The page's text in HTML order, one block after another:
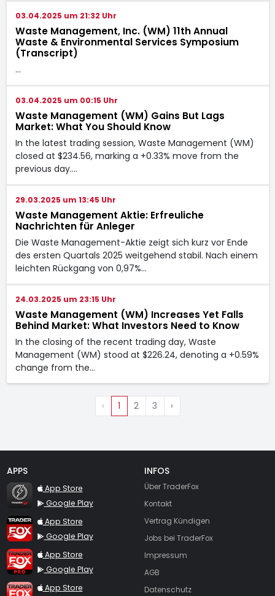
03.04.2025 um 21:32 Uhr
Waste Management, Inc. (WM) 11th Annual
Waste & Environmental Services Symposium
(Transcript)
…
03.04.2025 um 00:15 Uhr
Waste Management (WM) Gains But Lags
Market: What You Should Know
In the latest trading session, Waste Management (WM)
closed at $234.56, marking a +0.33% move from the
previous day.…
29.03.2025 um 13:45 Uhr
Waste Management Aktie: Erfreuliche
Nachrichten für Anleger
Die Waste Management-Aktie zeigt sich kurz vor Ende
des ersten Quartals 2025 weitgehend stabil. Nach einem
leichten Rückgang von 0,97%…
24.03.2025 um 23:15 Uhr
Waste Management (WM) Increases Yet Falls
Behind Market: What Investors Need to Know
In the closing of the recent trading day, Waste
Management (WM) stood at $226.24, denoting a +0.59%
change from the…
‹ 1 2 3 ›
APPS
TraderFox Flash
App Store
Google Play
TraderFox App
App Store
Google Play
TraderFox Pro
App Store
Google Play
TraderFox dpa-AFX ProFeed
App Store
INFOS
Über TraderFox
Kontakt
Vertrag Kündigen
Jobs bei TraderFox
Impressum
AGB
Datenschutz